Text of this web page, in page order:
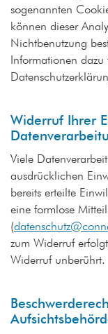
sogenannten
können dieser
Nichtbenutzung
Informationen
Widerruf Ihrer
Viele
ausdrücklichen
bereits erteilte
eine formlose
(
zum Widerruf
Widerruf unberührt.